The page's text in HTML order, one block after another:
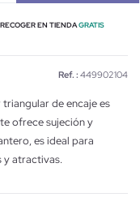
RECOGER EN TIENDAGRATIS
Ref. : 449902104
de encaje es
ofrece sujeción y
es ideal para
y atractivas.